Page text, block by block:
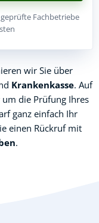
geprüfte Fachbetriebe
wir Sie über
Krankenkasse. Auf
die Prüfung Ihres
ganz einfach Ihr
einen Rückruf mit
.